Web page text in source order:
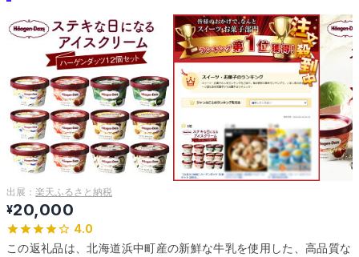
出展： 楽天ふるさと納税
¥20,000
4.0
この返礼品は、北海道浜中町産の新鮮な牛乳を使用した、高品質な